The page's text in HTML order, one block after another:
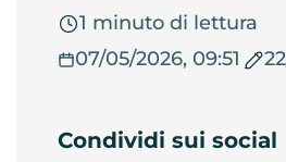
1 minuto di lettura
07/05/2026, 09:51
Condividi sui social